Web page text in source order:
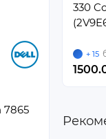
7865
330
+ 15